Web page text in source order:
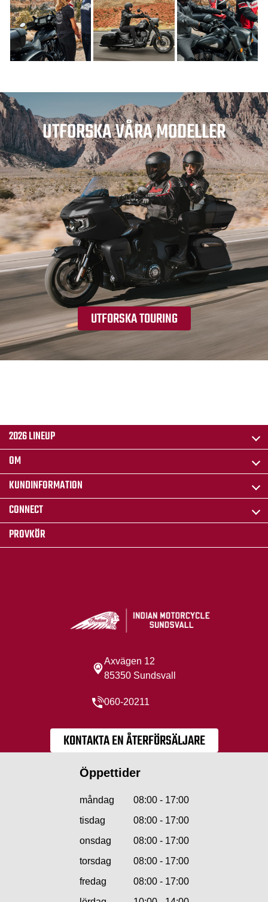
UTFORSKA VÅRA MODELLER
UTFORSKA TOURING
2026 LINEUP
OM
KUNDINFORMATION
CONNECT
PROVKÖR
Axvägen 12
85350 Sundsvall
060-20211
KONTAKTA EN ÅTERFÖRSÄLJARE
Öppettider
måndag
08:00 - 17:00
tisdag
08:00 - 17:00
onsdag
08:00 - 17:00
torsdag
08:00 - 17:00
fredag
08:00 - 17:00